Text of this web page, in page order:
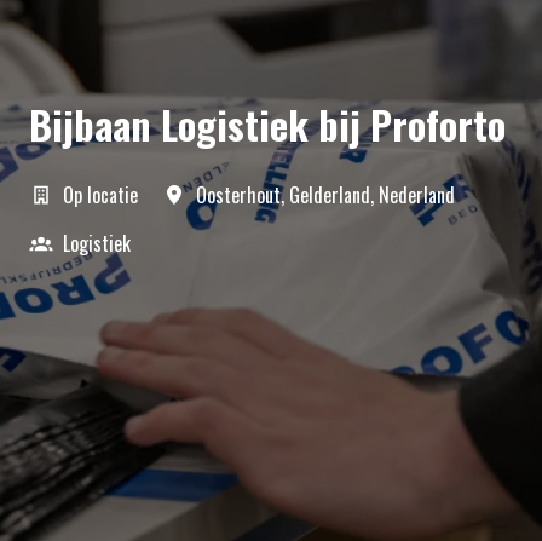
Bijbaan Logistiek bij Proforto
Op locatie Oosterhout, Gelderland, Nederland
Logistiek